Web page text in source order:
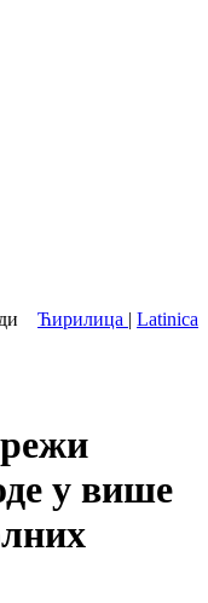
Ћирилица | Latinica
у више